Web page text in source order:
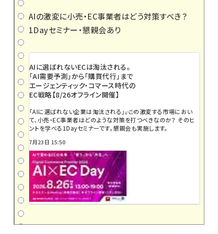
AIの激変に小売・EC事業者はどう対策すべき？
1Dayセミナー・懇親会あり
AIに選ばれないECは淘汰される。
「AI需要予測」から「購買代行」まで
エージェンティック・コマース時代の
EC戦略【8/26オフライン開催】
「AIに選ばれない企業は淘汰される」――。この激変する市場におい
て、小売・EC事業者はどのような対策を打つべきなのか？ そのヒ
ントを学べる1Dayセミナーです。懇親会も実施します。
7月23日 15:50